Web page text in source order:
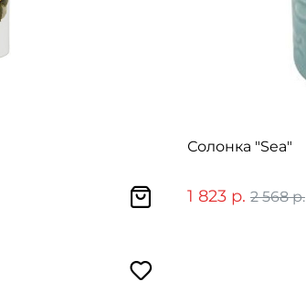
Солонка "Sea"
1 823 р. 2 568 р.